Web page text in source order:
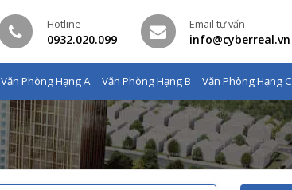
Hotline
0932.020.099
Email tư vấn
info@cyberreal.vn
Văn Phòng Hạng A Văn Phòng Hạng B Văn Phòng Hạng C